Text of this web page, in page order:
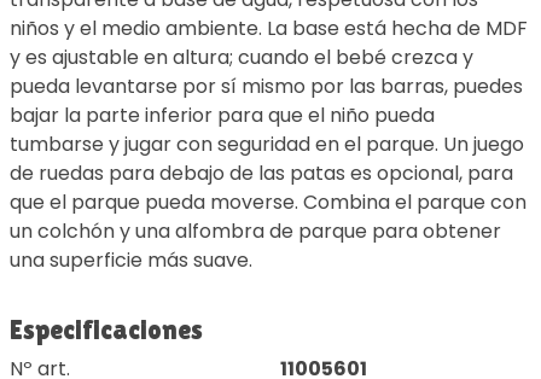
niños y el medio ambiente. La base está hecha de MDF
y es ajustable en altura; cuando el bebé crezca y
pueda levantarse por sí mismo por las barras, puedes
bajar la parte inferior para que el niño pueda
tumbarse y jugar con seguridad en el parque. Un juego
de ruedas para debajo de las patas es opcional, para
que el parque pueda moverse. Combina el parque con
un colchón y una alfombra de parque para obtener
una superficie más suave.
Especificaciones
Nº art.
11005601